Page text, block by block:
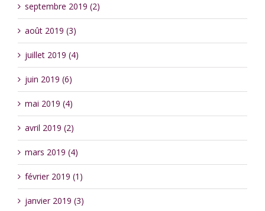
septembre 2019 (2)
août 2019 (3)
juillet 2019 (4)
juin 2019 (6)
mai 2019 (4)
avril 2019 (2)
mars 2019 (4)
février 2019 (1)
janvier 2019 (3)